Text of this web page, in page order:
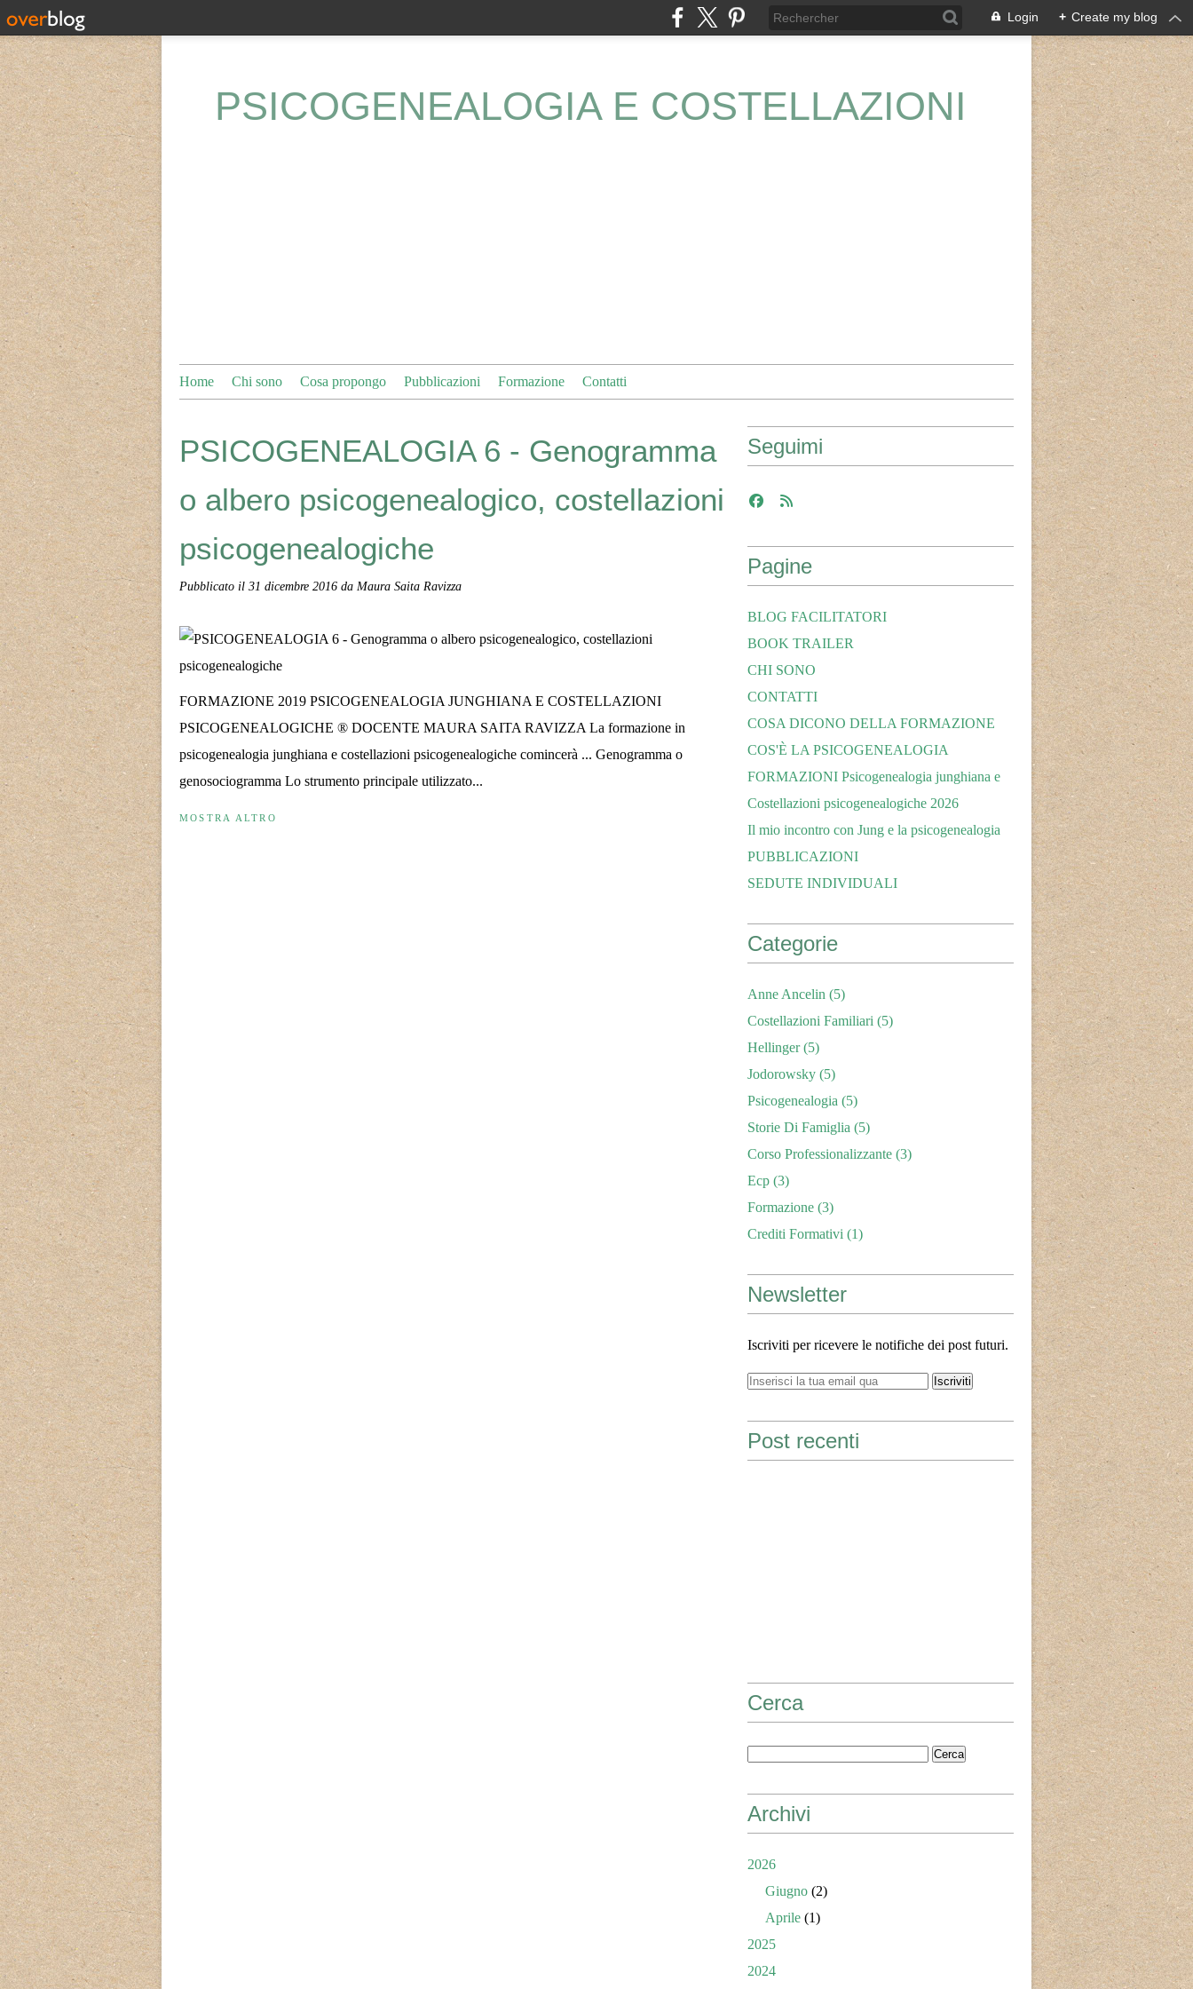
Login + Create my blog
PSICOGENEALOGIA E COSTELLAZIONI
Home Chi sono Cosa propongo Pubblicazioni Formazione Contatti
PSICOGENEALOGIA 6 - Genogramma
o albero psicogenealogico, costellazioni
psicogenealogiche
Pubblicato il 31 dicembre 2016 da Maura Saita Ravizza
FORMAZIONE 2019 PSICOGENEALOGIA JUNGHIANA E COSTELLAZIONI
PSICOGENEALOGICHE ® DOCENTE MAURA SAITA RAVIZZA La formazione in
psicogenealogia junghiana e costellazioni psicogenealogiche comincerà ... Genogramma o
genosociogramma Lo strumento principale utilizzato...
MOSTRA ALTRO
Seguimi
Pagine
BLOG FACILITATORI
BOOK TRAILER
CHI SONO
CONTATTI
COSA DICONO DELLA FORMAZIONE
COS'È LA PSICOGENEALOGIA
FORMAZIONI Psicogenealogia junghiana e
Costellazioni psicogenealogiche 2026
Il mio incontro con Jung e la psicogenealogia
PUBBLICAZIONI
SEDUTE INDIVIDUALI
Categorie
Anne Ancelin (5)
Costellazioni Familiari (5)
Hellinger(5)
Jodorowsky (5)
Psicogenealogia (5)
Storie Di Famiglia (5)
Corso Professionalizzante (3)
Ecp (3)
Formazione (3)
Crediti Formativi (1)
Newsletter
Iscriviti per ricevere le notifiche dei post futuri.
Post recenti
Cerca
Archivi
2026
Giugno (2)
Aprile (1)
2025
2024